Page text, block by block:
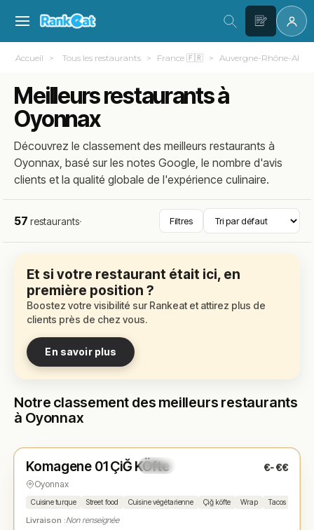
Accueil Tous les restaurants France 🇫🇷 Auvergne-Rhône-Alpes
Meilleurs restaurants à
Oyonnax
Découvrez le classement des meilleurs restaurants à
Oyonnax, basé sur les notes Google, le nombre d'avis
clients et la qualité globale de l'expérience culinaire.
57 restaurants· Filtres
Et si votre restaurant était ici, en
première position ?
Boostez votre visibilité sur Rankeat et attirez plus de
clients près de chez vous.
En savoir plus
Notre classement des meilleurs restaurants
à Oyonnax
★ N° 1
Komagene 01 ÇiĞ KÖfte €-€€
Oyonnax
Cuisine turque Street food Cuisine végétarienne Çiğ köfte Wrap Tacos
Livraison :Non renseignée